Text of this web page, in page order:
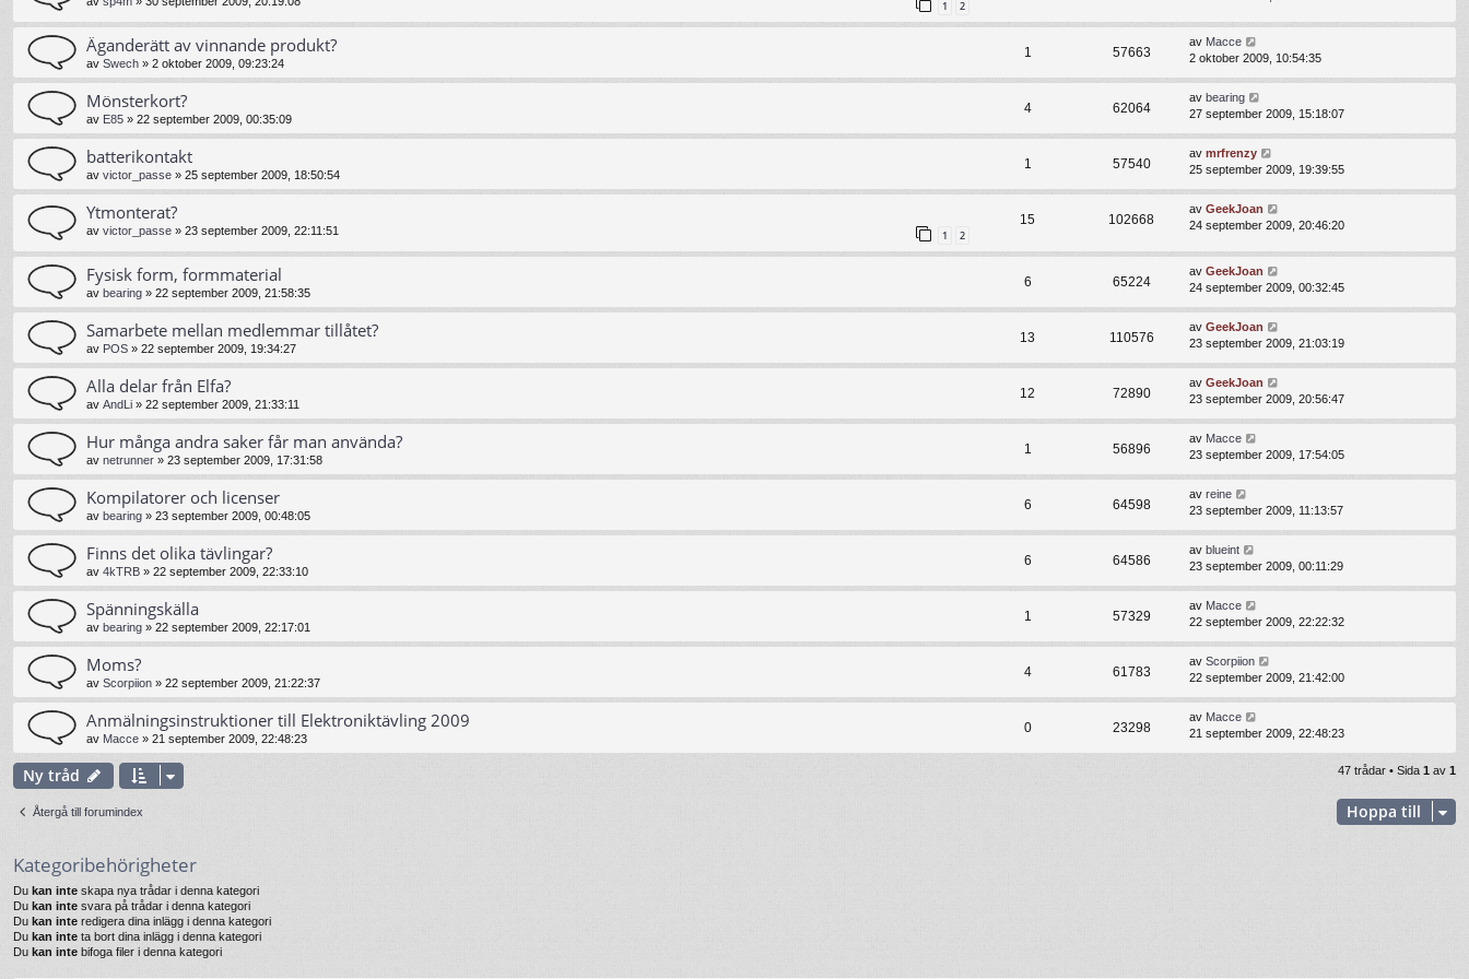
1 2
Äganderätt av vinnande produkt?
av Swech » 2 oktober 2009, 09:23:24
1 57663
av Macce
2 oktober 2009, 10:54:35
Mönsterkort?
av E85 » 22 september 2009, 00:35:09
4 62064
av bearing
27 september 2009, 15:18:07
batterikontakt
av victor_passe » 25 september 2009, 18:50:54
1 57540
av mrfrenzy
25 september 2009, 19:39:55
Ytmonterat?
av victor_passe » 23 september 2009, 22:11:51 1 2
15 102668
av GeekJoan
24 september 2009, 20:46:20
Fysisk form, formmaterial
av bearing » 22 september 2009, 21:58:35
6 65224
av GeekJoan
24 september 2009, 00:32:45
Samarbete mellan medlemmar tillåtet?
av POS » 22 september 2009, 19:34:27
13 110576
av GeekJoan
23 september 2009, 21:03:19
Alla delar från Elfa?
av AndLi » 22 september 2009, 21:33:11
12 72890
av GeekJoan
23 september 2009, 20:56:47
Hur många andra saker får man använda?
av netrunner » 23 september 2009, 17:31:58
1 56896
av Macce
23 september 2009, 17:54:05
Kompilatorer och licenser
av bearing » 23 september 2009, 00:48:05
6 64598
av reine
23 september 2009, 11:13:57
Finns det olika tävlingar?
av 4kTRB » 22 september 2009, 22:33:10
6 64586
av blueint
23 september 2009, 00:11:29
Spänningskälla
av bearing » 22 september 2009, 22:17:01
1 57329
av Macce
22 september 2009, 22:22:32
Moms?
av Scorpiion » 22 september 2009, 21:22:37
4 61783
av Scorpiion
22 september 2009, 21:42:00
Anmälningsinstruktioner till Elektroniktävling 2009
av Macce » 21 september 2009, 22:48:23
0 23298
av Macce
21 september 2009, 22:48:23
Ny tråd 47 trådar • Sida 1 av 1
Återgå till forumindex Hoppa till
Kategoribehörigheter
Du kan inte skapa nya trådar i denna kategori
Du kan inte svara på trådar i denna kategori
Du kan inte redigera dina inlägg i denna kategori
Du kan inte ta bort dina inlägg i denna kategori
Du kan inte bifoga filer i denna kategori